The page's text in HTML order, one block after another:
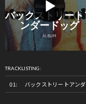
TRACKLISTING:
バックストリートアン